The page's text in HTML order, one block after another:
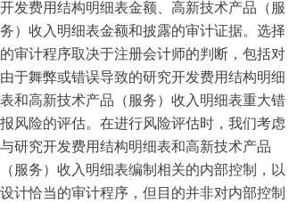
开发费用结构明细表金额、高新技术产品（服
务）收入明细表金额和披露的审计证据。选择
的审计程序取决于注册会计师的判断，包括对
由于舞弊或错误导致的研究开发费用结构明细
表和高新技术产品（服务）收入明细表重大错
报风险的评估。在进行风险评估时，我们考虑
与研究开发费用结构明细表和高新技术产品
（服务）收入明细表编制相关的内部控制，以
设计恰当的审计程序，但目的并非对内部控制